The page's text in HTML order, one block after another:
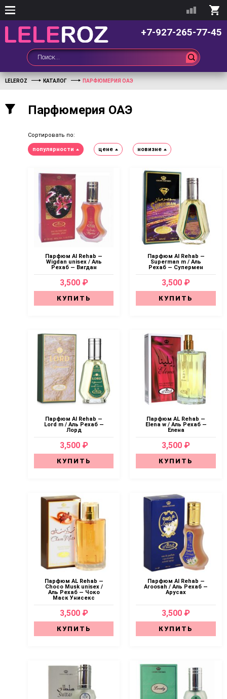
+7-927-265-77-45
LELEROZ КАТАЛОГ ПАРФЮМЕРИЯ ОАЭ
Парфюмерия ОАЭ
Сортировать по:
популярности цене новизне
Парфюм Al Rehab —
Wigdan unisex / Аль
Рехаб — Вигдан
3,500 ₽
КУПИТЬ
Парфюм Al Rehab —
Superman m / Аль
Рехаб — Супермен
3,500 ₽
КУПИТЬ
Парфюм Al Rehab —
Lord m / Аль Рехаб —
Лорд
3,500 ₽
КУПИТЬ
Парфюм AL Rehab —
Elena w / Аль Рехаб —
Елена
3,500 ₽
КУПИТЬ
Парфюм AL Rehab —
Choco Musk unisex /
Аль Рехаб — Чоко
Маск Унисекс
3,500 ₽
КУПИТЬ
Парфюм Al Rehab —
Aroosah / Аль Рехаб —
Арусах
3,500 ₽
КУПИТЬ